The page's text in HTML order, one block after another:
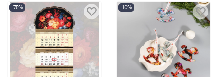
-75% -10%